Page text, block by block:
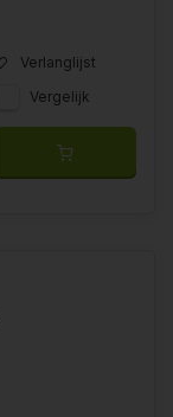
Verlanglijst
Vergelijk